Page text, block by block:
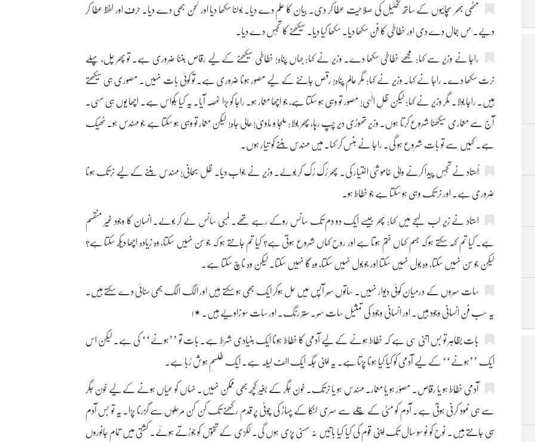
مٹھی بھر سچائیوں کے ساتھ تخئیل کی صلاحیت عطا کر دی۔ بیان کا علم دے دیا۔ بولنا سکھا دیا اور لحن بھی دے دیا۔ حرف اور لفظ عطا کر
دیے۔ حسِ جمال دے دی اور خطاطی کا فن سکھا دیا۔ سکھا کیا دیا۔ سیکھنے کا تجسّس دے دیا۔
راجا نے وزیر سے کہا: مجھے خطاطی سکھا دے۔ وزیر نے کہا: جہاں پناہ! خطاطی سیکھنے کے لیے رقاص بننا ضروری ہے۔ تو پھر چل، پہلے
نرت سکھا دے۔ راجا نے کہا۔ وزیر نے کہا: مگر عالم پناہ! رقص جاننے کے لیے مصور ہونا ضروری ہے۔ تو کوئی بات نہیں۔ مصوری ہی سیکھتے
ہیں۔ راجا بولا۔ مگر وزیر نے کہا: لیکن ظلِ الٰہی! مصور تو وہی ہو سکتا ہے، جو اچھا معمار ہو۔ راجا کو بڑا غصہ آیا۔ یہ کیا بکواس ہے۔ اچھا یوں ہی سہی۔
آج سے معماری سیکھنا شروع کرتا ہوں۔ وزیر تھوڑی دیر چپ رہا، پھر بولا: ملجا و ماویٰ! عالی جاہ! لیکن معمار تو وہی ہو سکتا ہے جو مہندس ہو۔ ٹھیک
ہے۔ کہیں سے تو بات شروع ہو گی۔ راجا نے ہنس کر کہا۔ مَیں مہندس بننے کو تیار ہوں۔
اُستاد نے تجسّس پیدا کرنے والی خاموشی اختیار کی۔ پھر رُک رُک کر بولے۔ وزیر نے جواب دیا۔ ظلِ سبحانی! مہندس بننے کے لیے نرتک ہونا
ضروری ہے۔ اور نر تک وہی ہو سکتا ہے جو خطاط ہو۔
استاد نے زیرِ لب لہجے میں کہا: پھر جیسے ایک دو دم تک سانس روکے رہے تھے۔ لمبی سانس لے کر بولے۔ انسان کا وجود غیر منقسم
ہے۔ کیا تم کہہ سکتے ہو کہ جسم کہاں ختم ہوتا ہے اور روح کہاں شروع ہوتی ہے؟ کیا تم جانتے ہو کہ جو سُن نہیں سکتا، وہ زیادہ اچھا دیکھ سکتا ہے؟
لیکن جو سُن نہیں سکتا، وہ بول نہیں سکتا اور جو بول نہیں سکتا، وہ گا نہیں سکتا۔ لیکن وہ ناچ سکتا ہے۔
سات سُروں کے درمیان کوئی دیوار نہیں۔ ساتوں سُر آپس میں حل ہوکر ایک بھی ہو سکتے ہیں اور الگ الگ بھی سنائی دے سکتے ہیں۔
یہ سب فن انسانی وجود ہیں۔ اور انسانی وجود کی تمثیل سات سُر۔ ستّر رنگ۔ اور سات سو زاویے ہیں۔ ٭۱
بات بظاہر تو بس اتنی سی ہے کہ خطّاط ہونے کے لیے آدمی کا خطّاط ہونا ایک بنیادی شرط ہے۔ بات تو ’’ہونے‘‘ کی ہے۔ لیکن اس
ایک ’’ہونے‘‘ کے لیے آدمی کو کیا کیا ہونا پڑتا ہے۔ یہ اپنی جگہ ایک الف لیلہ ہے۔ ایک طلسمِ ہوش رُبا ہے۔
آدمی خطّاط ہو یا رقّاص۔ مصوّر ہو یا معمار۔ مہندس ہو یا نرتک۔ خونِ جگر کے بغیر کچھ بھی ممکن نہیں۔ نہاں کو عیاں ہونے کے لیے خونِ جگر
سے ہی نمود کرنی ہوتی ہے۔ آدم کو مٹی کے پُتلے سے سری لنکا کے پہاڑ کی چوٹی پر قدم رکھنے تک کن کن مرحلوں سے گزرنا پڑا۔ یہ تو بس آدم
ہی جانتے ہیں۔ نوح کو نو سو سال تک اپنی قوم کی کیا کیا باتیں نہ سہنی پڑی ہوں گی۔ لکڑی کے تختوں کو جوڑتے ہوئے۔ کشتی میں تمام جانوروں